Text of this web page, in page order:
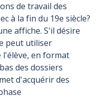
de travail des
à la fin du 19e siècle?
affiche. S'il désire
peut utiliser
l'élève, en format
des dossiers
d'acquérir des